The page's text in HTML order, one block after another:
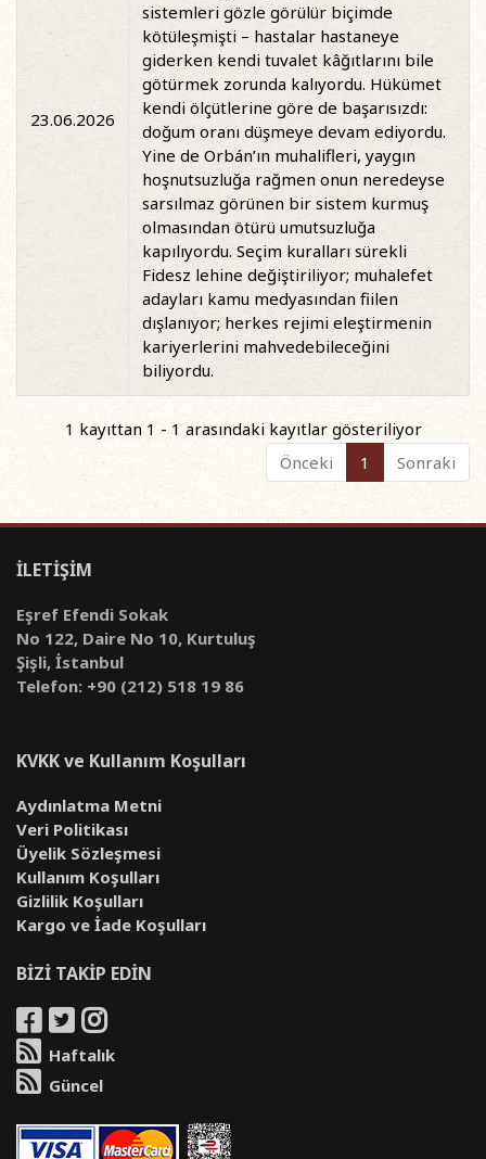
23.06.2026
sistemleri gözle görülür biçimde
kötüleşmişti – hastalar hastaneye
giderken kendi tuvalet kâğıtlarını bile
götürmek zorunda kalıyordu. Hükümet
kendi ölçütlerine göre de başarısızdı:
doğum oranı düşmeye devam ediyordu.
Yine de Orbán’ın muhalifleri, yaygın
hoşnutsuzluğa rağmen onun neredeyse
sarsılmaz görünen bir sistem kurmuş
olmasından ötürü umutsuzluğa
kapılıyordu. Seçim kuralları sürekli
Fidesz lehine değiştiriliyor; muhalefet
adayları kamu medyasından fiilen
dışlanıyor; herkes rejimi eleştirmenin
kariyerlerini mahvedebileceğini
biliyordu.
1 kayıttan 1 - 1 arasındaki kayıtlar gösteriliyor
Önceki
1 Sonraki
İLETİŞİM
Eşref Efendi Sokak
No 122, Daire No 10, Kurtuluş
Şişli, İstanbul
Telefon: +90 (212) 518 19 86
KVKK ve Kullanım Koşulları
Aydınlatma Metni
Veri Politikası
Üyelik Sözleşmesi
Kullanım Koşulları
Gizlilik Koşulları
Kargo ve İade Koşulları
BİZİ TAKİP EDİN
Haftalık
Güncel